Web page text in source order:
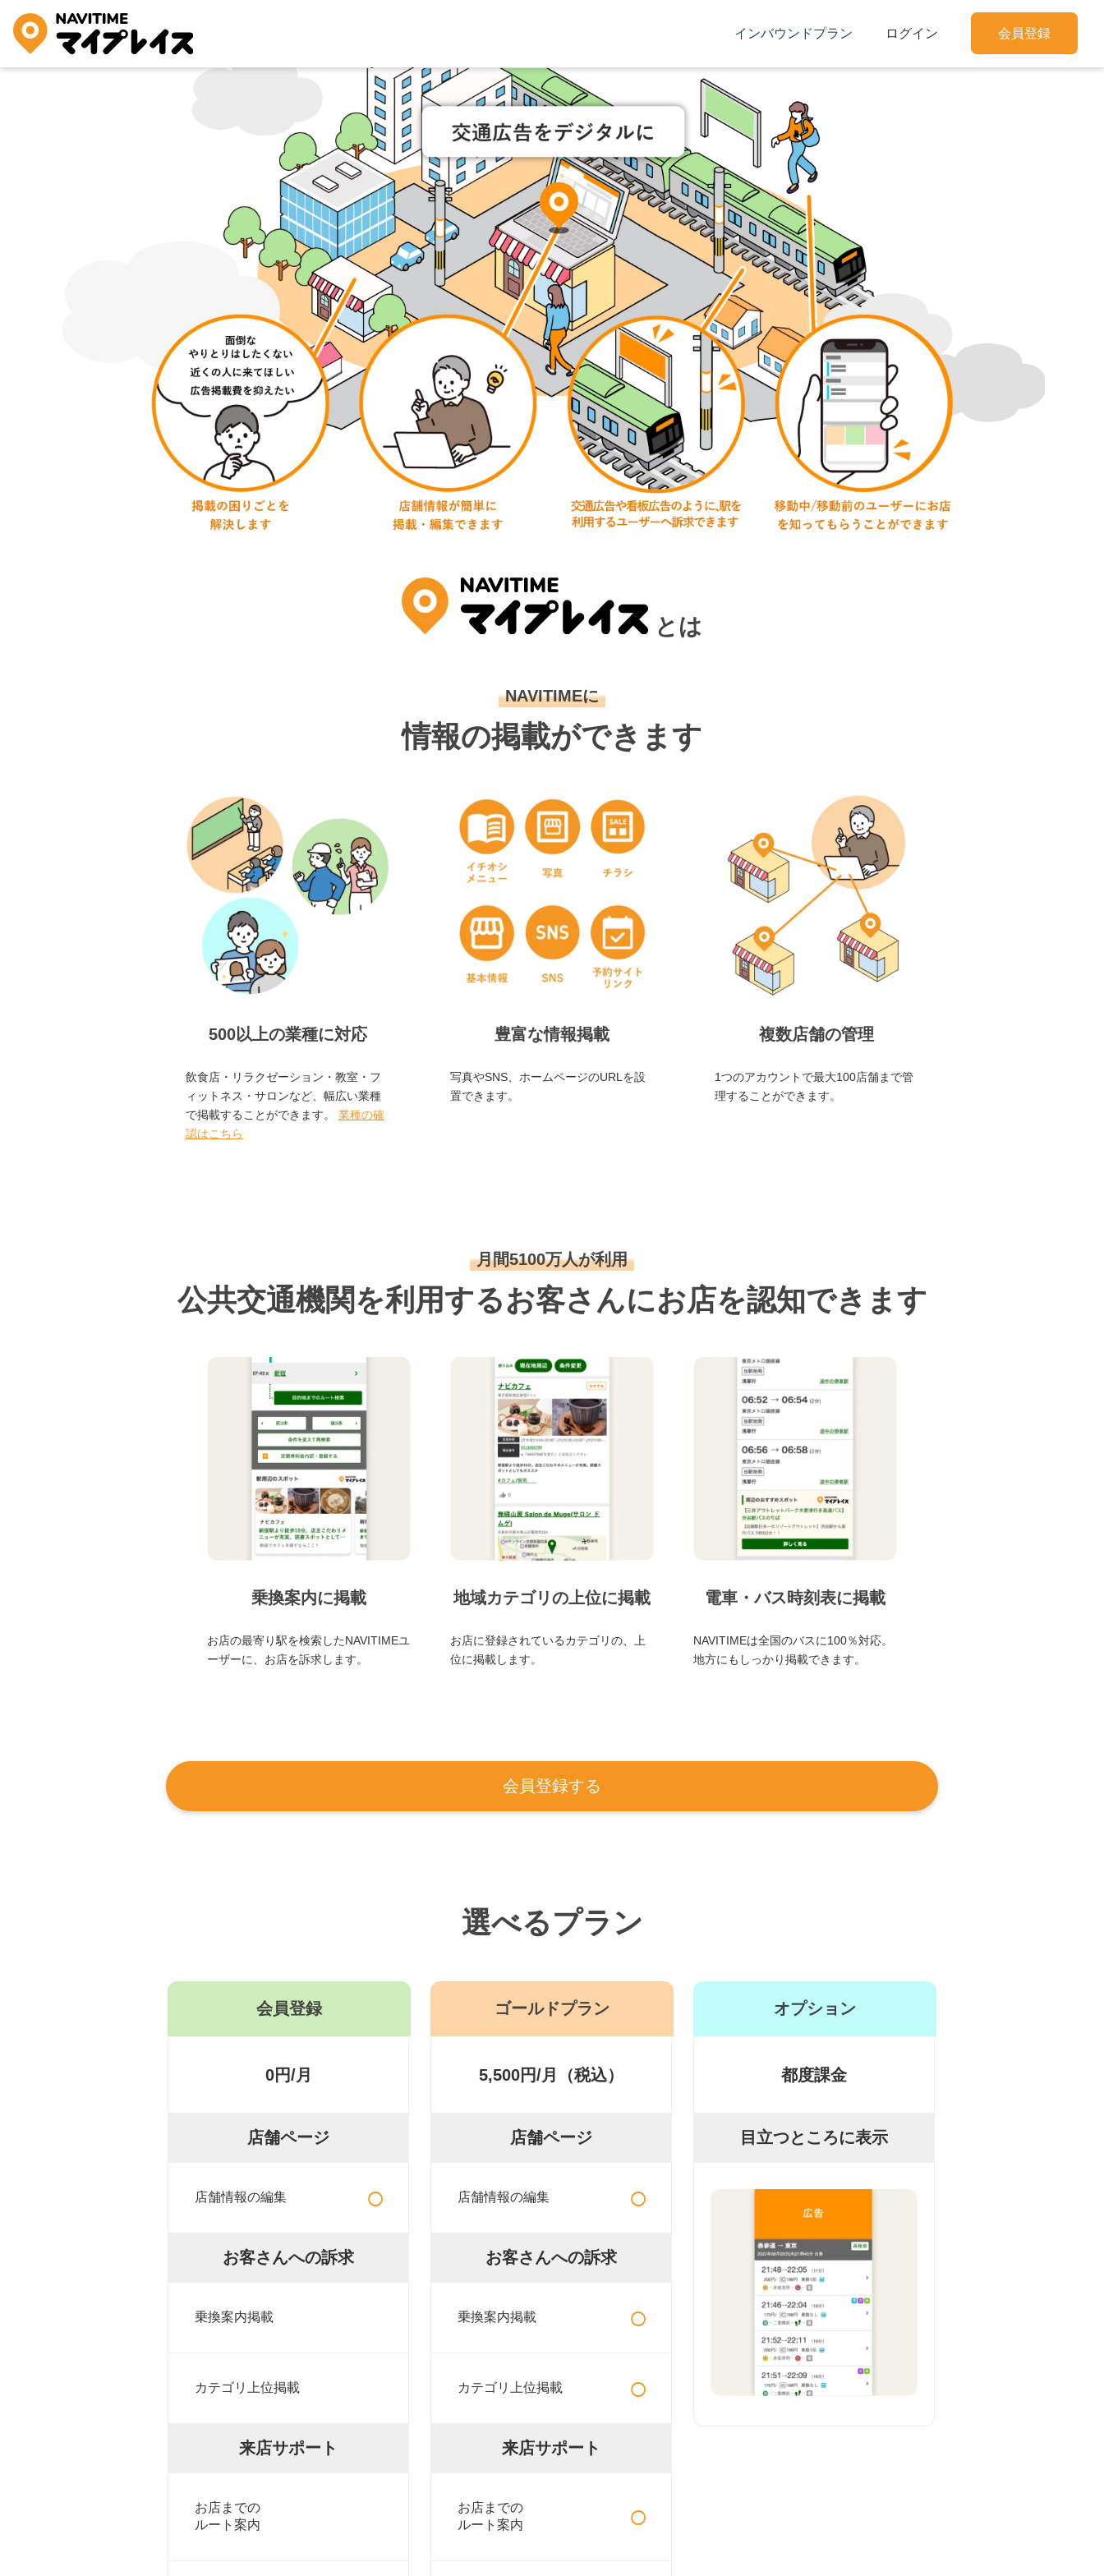
インバウンドプラン ログイン 会員登録
とは
NAVITIMEに
情報の掲載ができます
500以上の業種に対応
飲食店・リラクゼーション・教室・フ
ィットネス・サロンなど、幅広い業種
で掲載することができます。 業種の確
認はこちら
豊富な情報掲載
写真やSNS、ホームページのURLを設
置できます。
複数店舗の管理
1つのアカウントで最大100店舗まで管
理することができます。
月間5100万人が利用
公共交通機関を利用するお客さんにお店を認知できます
乗換案内に掲載
お店の最寄り駅を検索したNAVITIMEユ
ーザーに、お店を訴求します。
地域カテゴリの上位に掲載
お店に登録されているカテゴリの、上
位に掲載します。
電車・バス時刻表に掲載
NAVITIMEは全国のバスに100％対応。
地方にもしっかり掲載できます。
会員登録する
選べるプラン
会員登録
0円/月
店舗ページ
店舗情報の編集 ○
お客さんへの訴求
乗換案内掲載
カテゴリ上位掲載
来店サポート
お店までの
ルート案内
ゴールドプラン
5,500円/月（税込）
店舗ページ
店舗情報の編集 ○
お客さんへの訴求
乗換案内掲載 ○
カテゴリ上位掲載 ○
来店サポート
お店までの
ルート案内
○
オプション
都度課金
目立つところに表示